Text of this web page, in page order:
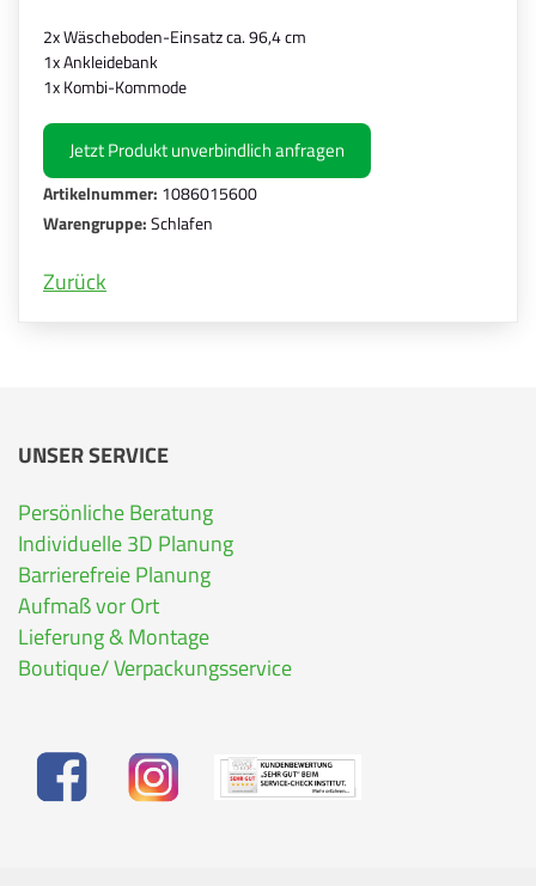
2x Wäscheboden-Einsatz ca. 96,4 cm
1x Ankleidebank
1x Kombi-Kommode
Jetzt Produkt unverbindlich anfragen
Artikelnummer: 1086015600
Warengruppe:Schlafen
Zurück
UNSER SERVICE
Persönliche Beratung
Individuelle 3D Planung
Barrierefreie Planung
Aufmaß vor Ort
Lieferung & Montage
Boutique/ Verpackungsservice